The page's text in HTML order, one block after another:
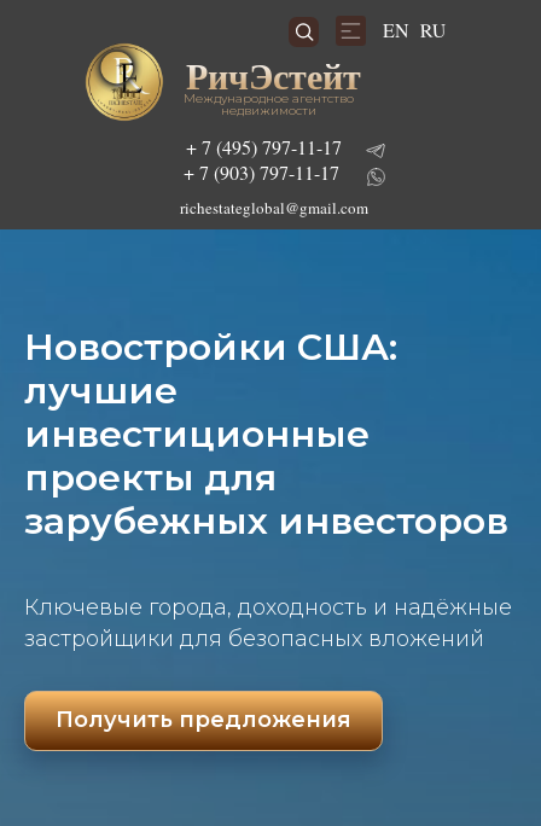
Международное агентство
недвижимости
РичЭстейт
+ 7 (903) 797-11-17
+ 7 (495) 797-11-17
richestateglobal@gmail.com
EN RU
Новостройки США:
лучшие
инвестиционные
проекты для
зарубежных инвесторов
Ключевые города, доходность и надёжные
застройщики для безопасных вложений
Получить предложения